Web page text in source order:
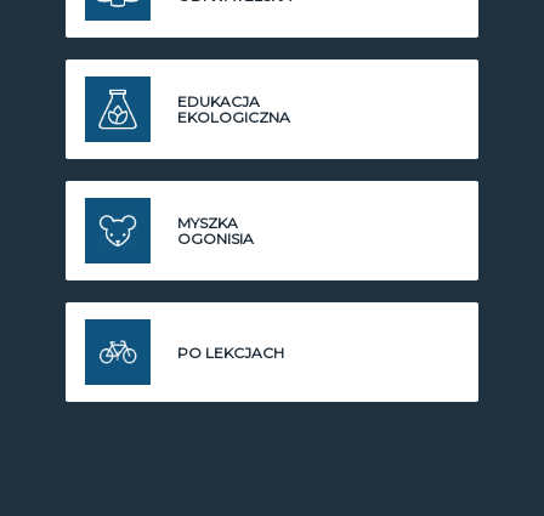
EDUKACJA
EKOLOGICZNA
MYSZKA
OGONISIA
PO LEKCJACH